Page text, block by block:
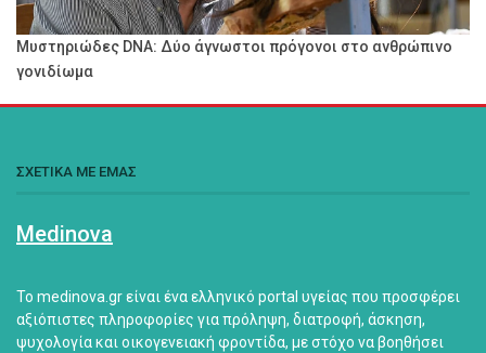
Μυστηριώδες DNA: Δύο άγνωστοι πρόγονοι στο ανθρώπινο
γονιδίωμα
ΣΧΕΤΙΚΑ ΜΕ ΕΜΑΣ
Medinova
Το medinova.gr είναι ένα ελληνικό portal υγείας που προσφέρει
αξιόπιστες πληροφορίες για πρόληψη, διατροφή, άσκηση,
ψυχολογία και οικογενειακή φροντίδα, με στόχο να βοηθήσει